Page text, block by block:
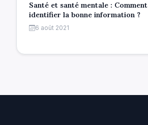
Santé et santé mentale : Comment
identifier la bonne information ?
6 août 2021